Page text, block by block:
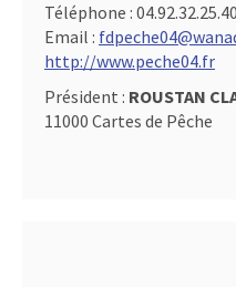
Téléphone : 04.92.32.25.40
Email :
http://www.peche04.fr
Président : ROUSTAN
11000 Cartes de Pêche